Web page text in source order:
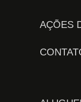
AÇÕES